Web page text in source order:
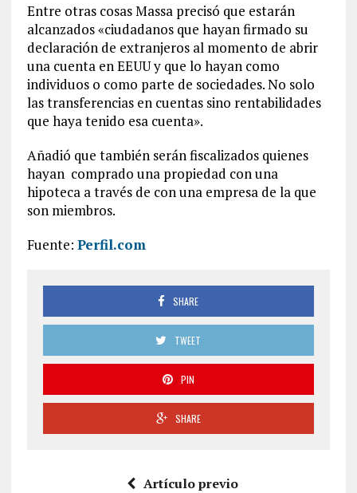
Entre otras cosas Massa precisó que estarán
alcanzados «ciudadanos que hayan firmado su
declaración de extranjeros al momento de abrir
una cuenta en EEUU y que lo hayan como
individuos o como parte de sociedades. No solo
las transferencias en cuentas sino rentabilidades
que haya tenido esa cuenta».
Añadió que también serán fiscalizados quienes
hayan comprado una propiedad con una
hipoteca a través de con una empresa de la que
son miembros.
Fuente: Perfil.com
SHARE
TWEET
PIN
SHARE
Artículo previo